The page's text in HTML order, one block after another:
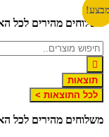
דלג
לתוכן
משלוחים מהירים לכל
תוצאות
לכל התוצאות >
משלוחים מהירים לכל